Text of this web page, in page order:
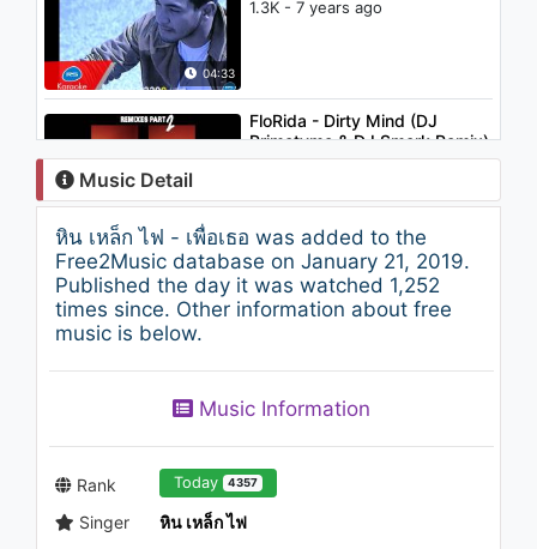
04:33
1.3K - 7 years ago
03:33
FloRida - Dirty Mind (DJ
Primetyme & DJ Smerk Remix)
2.4K - 7 years ago
04:47
ดิน นาดอน - น้อยเนื้อต่ำใจ
1.3K - 7 years ago
05:06
(Aeroplanes)
Music Detail
หิน เหล็ก ไฟ - เพื่อเธอ was added to the
Free2Music database on January 21, 2019.
Published the day it was watched 1,252
times since. Other information about free
music is below.
Music Information
Rank Today 4357
Singer
หิน เหล็ก ไฟ